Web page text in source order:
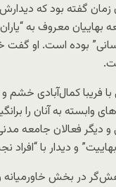
گفته بود که دیدارش
بهاییان معروف به
بوده است. او گفت
فریبا کمال‌آبادی خشم
وابسته به آنان را
دیگر فعالان جامعه مدنی
و دیدار با
در بخش خاورمیانه